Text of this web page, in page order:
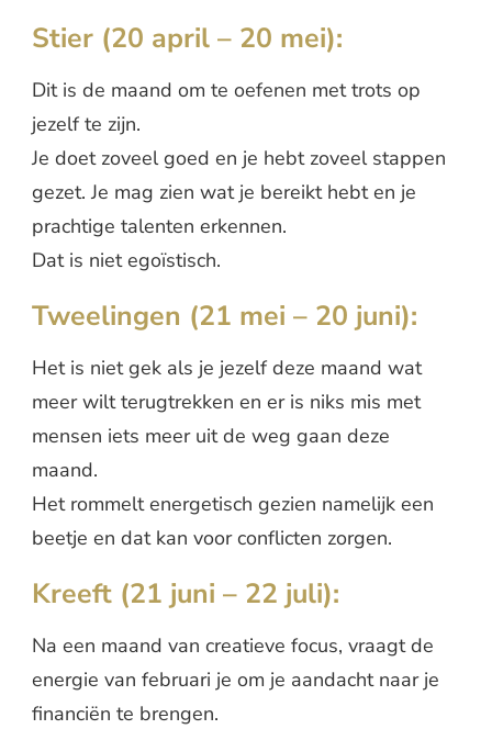
Stier (20 april – 20 mei):
Dit is de maand om te oefenen met trots op
jezelf te zijn.
Je doet zoveel goed en je hebt zoveel stappen
gezet. Je mag zien wat je bereikt hebt en je
prachtige talenten erkennen.
Dat is niet egoïstisch.
Tweelingen (21 mei – 20 juni):
Het is niet gek als je jezelf deze maand wat
meer wilt terugtrekken en er is niks mis met
mensen iets meer uit de weg gaan deze
maand.
Het rommelt energetisch gezien namelijk een
beetje en dat kan voor conflicten zorgen.
Kreeft (21 juni – 22 juli):
Na een maand van creatieve focus, vraagt de
energie van februari je om je aandacht naar je
financiën te brengen.